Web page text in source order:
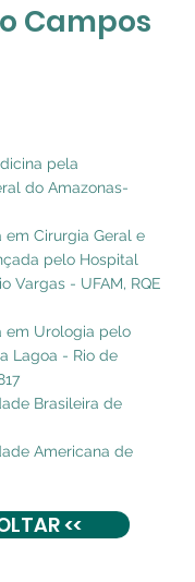
Campos
pela
do Amazonas-
em Cirurgia Geral e
pelo Hospital
Vargas - UFAM, RQE
em Urologia pelo
Lagoa - Rio de
Brasileira de
Americana de
<<